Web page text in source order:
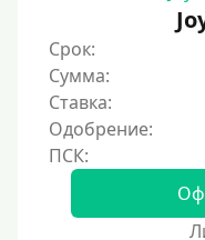
Под низкий процент
Без процентов
Первый займ без
Без процентов на 30
Срок:
Сумма:
Ставка:
Одобрение: